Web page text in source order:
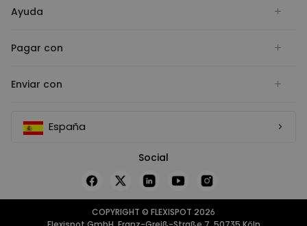
Ayuda
Pagar con
Enviar con
España
Social
COPYRIGHT © FLEXISPOT 2026